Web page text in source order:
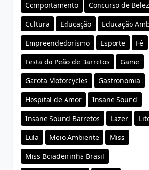
Comportamento Concurso de
Cultura Educação Educação
Empreendedorismo Esporte Fé
Festa do Peão de Barretos Game
Garota Motorcycles Gastronomia
Hospital de Amor Insane Sound
Insane Sound Barretos Lazer
Lula Meio Ambiente Miss
Miss Boiadeirinha Brasil